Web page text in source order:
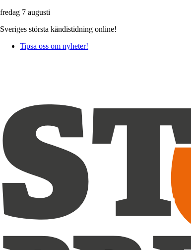
fredag 7 augusti
Sveriges största kändistidning online!
Tipsa oss om nyheter!